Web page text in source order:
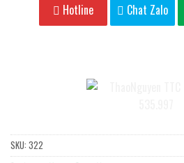
Hotline Chat Zalo
SKU: 322